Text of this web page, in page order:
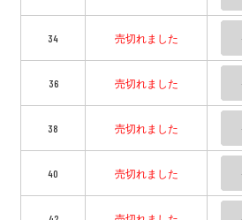
34 売切れました
36 売切れました
38 売切れました
40 売切れました